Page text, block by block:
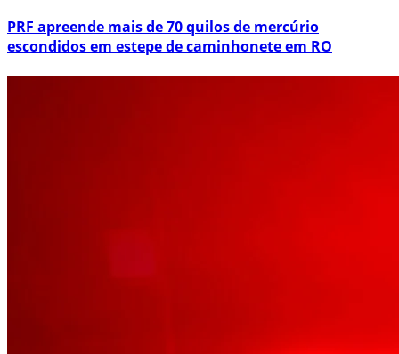
PRF apreende mais de 70 quilos de mercúrio
escondidos em estepe de caminhonete em RO